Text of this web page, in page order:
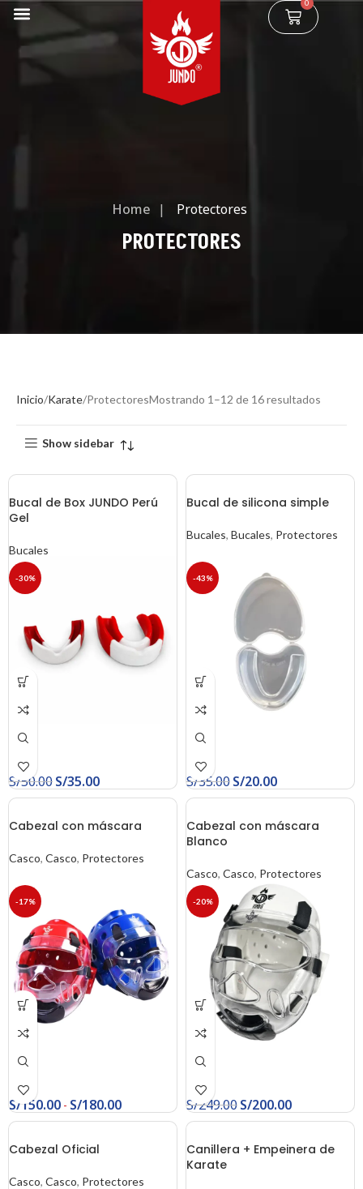
0
Home | Protectores
PROTECTORES
Inicio Karate ProtectoresMostrando 1–12 de 16 resultados
Show sidebar
-30%
Bucal de Box JUNDO Perú
Gel
Bucales
S/50.00S/35.00
-43%
Bucal de silicona simple
Bucales, Bucales, Protectores
S/35.00S/20.00
-17%
Cabezal con máscara
Casco, Casco, Protectores
S/ 150.00 - S/180.00
-20%
Cabezal con máscara
Blanco
Casco, Casco, Protectores
S/249.00S/200.00
Cabezal Oficial
Casco, Casco, Protectores
Canillera + Empeinera de
Karate